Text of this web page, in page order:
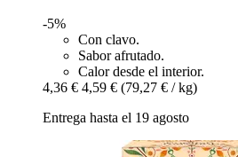
-5%
Con clavo.
Sabor afrutado.
Calor desde el interior.
4,36 € 4,59 € (79,27 € / kg)
Entrega hasta el 19 agosto